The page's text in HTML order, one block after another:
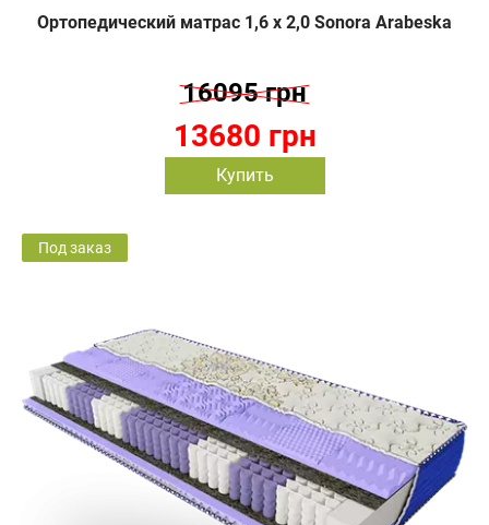
Ортопедический матрас 1,6 х 2,0 Sonora Arabeska
13680 грн
16095 грн
Купить
Под заказ